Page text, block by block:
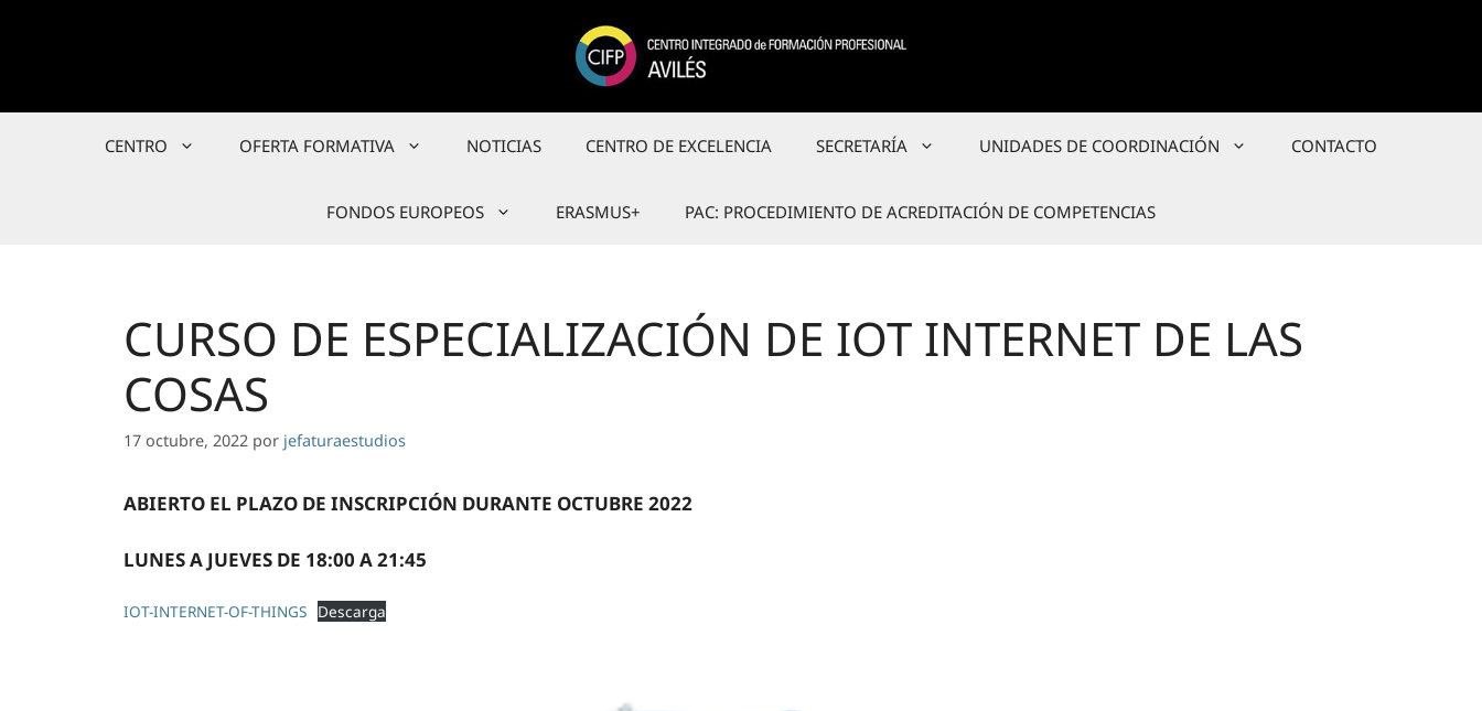
CENTRO OFERTA FORMATIVA NOTICIAS CENTRO DE EXCELENCIA SECRETARÍA UNIDADES DE COORDINACIÓN CONTACTO
FONDOS EUROPEOS ERASMUS+ PAC: PROCEDIMIENTO DE ACREDITACIÓN DE COMPETENCIAS
CURSO DE ESPECIALIZACIÓN DE IOT INTERNET DE LAS
COSAS
17 octubre, 2022 por jefaturaestudios
ABIERTO EL PLAZO DE INSCRIPCIÓN DURANTE OCTUBRE 2022
LUNES A JUEVES DE 18:00 A 21:45
IOT-INTERNET-OF-THINGS Descarga